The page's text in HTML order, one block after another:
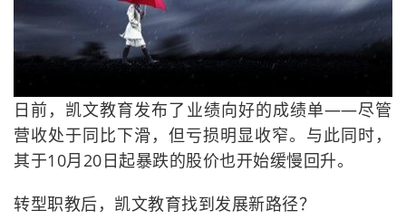
日前，凯文教育发布了业绩向好的成绩单——尽管
营收处于同比下滑，但亏损明显收窄。与此同时，
其于10月20日起暴跌的股价也开始缓慢回升。
转型职教后，凯文教育找到发展新路径？